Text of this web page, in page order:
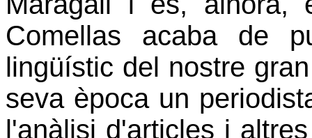
Comellas acaba de
lingüístic del nostre
seva època un
l'anàlisi d'articles i